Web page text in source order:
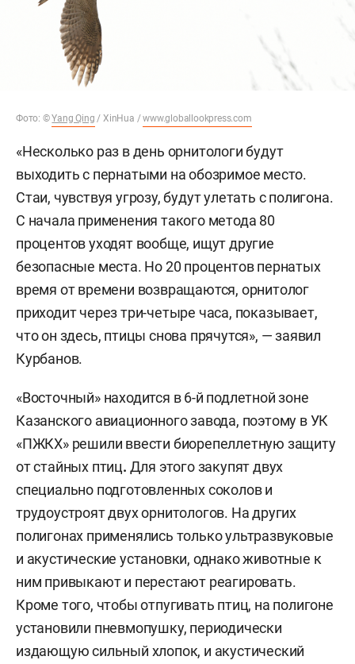
Фото: ©Yang Qing / XinHua /www.globallookpress.com
«Несколько раз в день орнитологи будут
выходить с пернатыми на обозримое место.
Стаи, чувствуя угрозу, будут улетать с полигона.
С начала применения такого метода 80
процентов уходят вообще, ищут другие
безопасные места. Но 20 процентов пернатых
время от времени возвращаются, орнитолог
приходит через три-четыре часа, показывает,
что он здесь, птицы снова прячутся», — заявил
Курбанов.
«Восточный» находится в 6-й подлетной зоне
Казанского авиационного завода, поэтому в УК
«ПЖКХ» решили ввести биорепеллетную защиту
от стайных птиц. Для этого закупят двух
специально подготовленных соколов и
трудоустроят двух орнитологов. На других
полигонах применялись только ультразвуковые
и акустические установки, однако животные к
ним привыкают и перестают реагировать.
Кроме того, чтобы отпугивать птиц, на полигоне
установили пневмопушку, периодически
издающую сильный хлопок, и акустический